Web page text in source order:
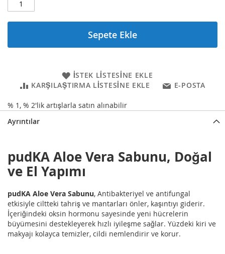
Sepete Ekle
İSTEK LISTESINE EKLE
KARŞILAŞTIRMA LISTESINE EKLE
E-POSTA
% 1, % 2'lik artışlarla satın alınabilir
Ayrıntılar
pudKA Aloe Vera Sabunu, Doğal
ve El Yapımı
pudKA Aloe Vera Sabunu, Antibakteriyel ve antifungal
etkisiyle ciltteki tahriş ve mantarları önler, kaşıntıyı giderir.
İçeriğindeki oksin hormonu sayesinde yeni hücrelerin
büyümesini destekleyerek hızlı iyileşme sağlar. Yüzdeki kiri ve
makyajı kolayca temizler, cildi nemlendirir ve korur.